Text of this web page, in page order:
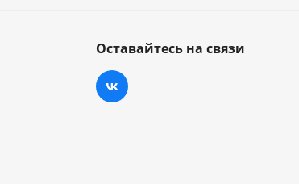
Оставайтесь на связи